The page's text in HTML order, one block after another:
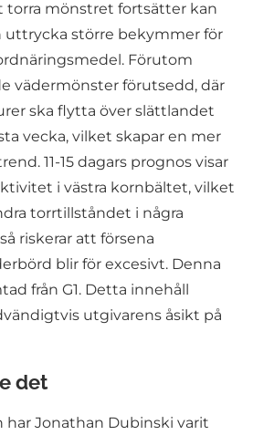
torra mönstret fortsätter kan
uttrycka större bekymmer för
Förutom
vädermönster förutsedd, där
ska flytta över slättlandet
vecka, vilket skapar en mer
11-15 dagars prognos visar
i västra kornbältet, vilket
torrtillståndet i några
riskerar att försena
blir för excesivt. Denna
från G1. Detta innehåll
utgivarens åsikt på
det
har Jonathan Dubinski varit